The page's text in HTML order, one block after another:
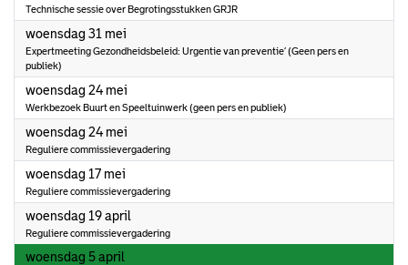
Technische sessie over Begrotingsstukken GRJR
woensdag 31 mei
Expertmeeting Gezondheidsbeleid: Urgentie van preventie’ (Geen pers en
publiek)
woensdag 24 mei
Werkbezoek Buurt en Speeltuinwerk (geen pers en publiek)
woensdag 24 mei
Reguliere commissievergadering
woensdag 17 mei
Reguliere commissievergadering
woensdag 19 april
Reguliere commissievergadering
woensdag 5 april